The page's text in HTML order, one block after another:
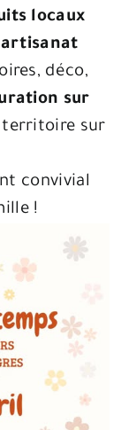
locaux
déco,
sur
sur
convivial
!